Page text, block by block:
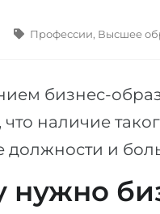
Профессии, Высшее
бизнес-
наличие
должности и
нужно